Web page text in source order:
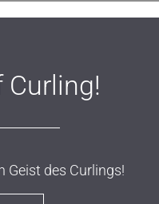
Curling!
Geist des Curlings!